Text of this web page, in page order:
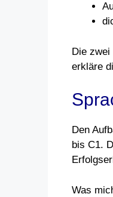
Die
erkläre
Den
bis C1.
Was